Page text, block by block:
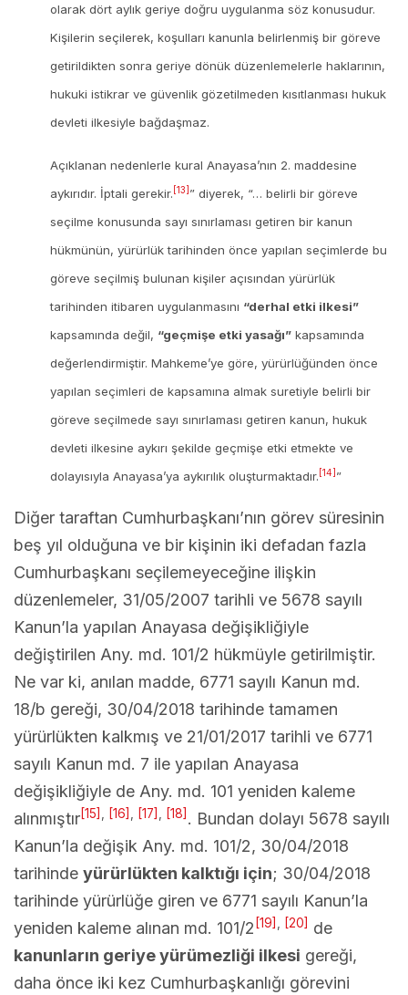
olarak dört aylık geriye doğru uygulanma söz konusudur.
Kişilerin seçilerek, koşulları kanunla belirlenmiş bir göreve
getirildikten sonra geriye dönük düzenlemelerle haklarının,
hukuki istikrar ve güvenlik gözetilmeden kısıtlanması hukuk
devleti ilkesiyle bağdaşmaz.
Açıklanan nedenlerle kural Anayasa’nın 2. maddesine
aykırıdır. İptali gerekir. [13] ” diyerek, “… belirli bir göreve
seçilme konusunda sayı sınırlaması getiren bir kanun
hükmünün, yürürlük tarihinden önce yapılan seçimlerde bu
göreve seçilmiş bulunan kişiler açısından yürürlük
tarihinden itibaren uygulanmasını “derhal etki ilkesi”
kapsamında değil, “geçmişe etki yasağı” kapsamında
değerlendirmiştir. Mahkeme’ye göre, yürürlüğünden önce
yapılan seçimleri de kapsamına almak suretiyle belirli bir
göreve seçilmede sayı sınırlaması getiren kanun, hukuk
devleti ilkesine aykırı şekilde geçmişe etki etmekte ve
dolayısıyla Anayasa’ya aykırılık oluşturmaktadır. [14] ”
Diğer taraftan Cumhurbaşkanı’nın görev süresinin
beş yıl olduğuna ve bir kişinin iki defadan fazla
Cumhurbaşkanı seçilemeyeceğine ilişkin
düzenlemeler, 31/05/2007 tarihli ve 5678 sayılı
Kanun’la yapılan Anayasa değişikliğiyle
değiştirilen Any. md. 101/2 hükmüyle getirilmiştir.
Ne var ki, anılan madde, 6771 sayılı Kanun md.
18/b gereği, 30/04/2018 tarihinde tamamen
yürürlükten kalkmış ve 21/01/2017 tarihli ve 6771
sayılı Kanun md. 7 ile yapılan Anayasa
değişikliğiyle de Any. md. 101 yeniden kaleme
alınmıştır[15] [16] [17] [18] . Bundan dolayı 5678 sayılı
Kanun’la değişik Any. md. 101/2, 30/04/2018
tarihinde yürürlükten kalktığı için; 30/04/2018
tarihinde yürürlüğe giren ve 6771 sayılı Kanun’la
yeniden kaleme alınan md. 101/2 [19] [20] de
kanunların geriye yürümezliği ilkesi gereği,
daha önce iki kez Cumhurbaşkanlığı görevini